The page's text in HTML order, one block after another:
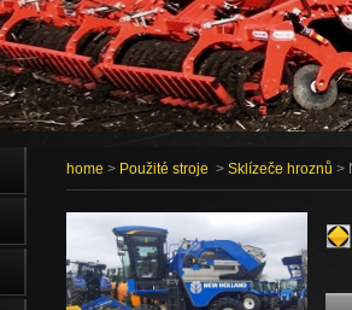
home > Použité stroje > Sklízeče hroznů >